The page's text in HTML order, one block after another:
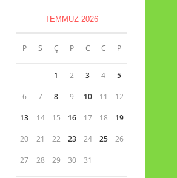
TEMMUZ 2026
P S Ç P C C P
1 2 3 4 5
6 7 8 9 10 11 12
13 14 15 16 17 18 19
20 21 22 23 24 25 26
27 28 29 30 31